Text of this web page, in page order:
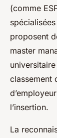
(comme
proposent
master
classement
l’insertion.
La